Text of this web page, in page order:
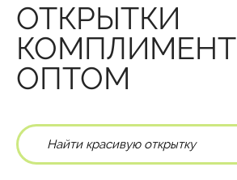
ОТКРЫТКИ
КОМПЛИМЕНТ
ОПТОМ